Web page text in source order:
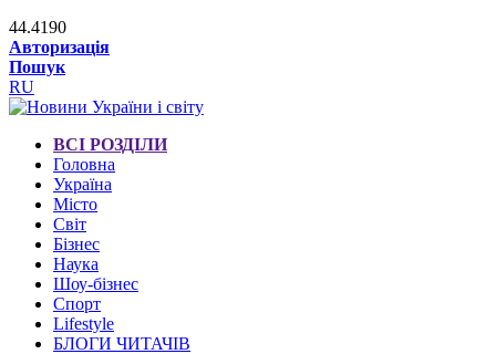
44.4190
Авторизація
Пошук
RU
ВСІ РОЗДІЛИ
Головна
Україна
Місто
Світ
Бізнес
Наука
Шоу-бізнес
Спорт
Lifestyle
БЛОГИ ЧИТАЧІВ